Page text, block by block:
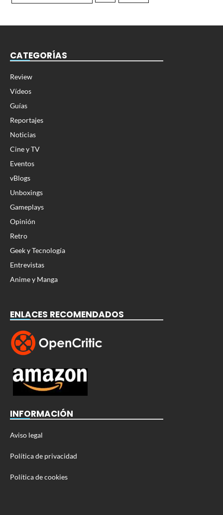
CATEGORÍAS
Review
Vídeos
Guías
Reportajes
Noticias
Cine y TV
Eventos
vBlogs
Unboxings
Gameplays
Opinión
Retro
Geek y Tecnología
Entrevistas
Anime y Manga
ENLACES RECOMENDADOS
INFORMACIÓN
Aviso legal
Política de privacidad
Política de cookies